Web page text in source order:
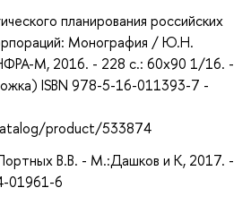
планирования российских
Монография / Ю.Н.
М, 2016. - 228 с.: 60x90 1/16. -
ISBN 978-5-16-011393-7 -
product/533874
В.В. - М.:Дашков и К, 2017. -
01961-6